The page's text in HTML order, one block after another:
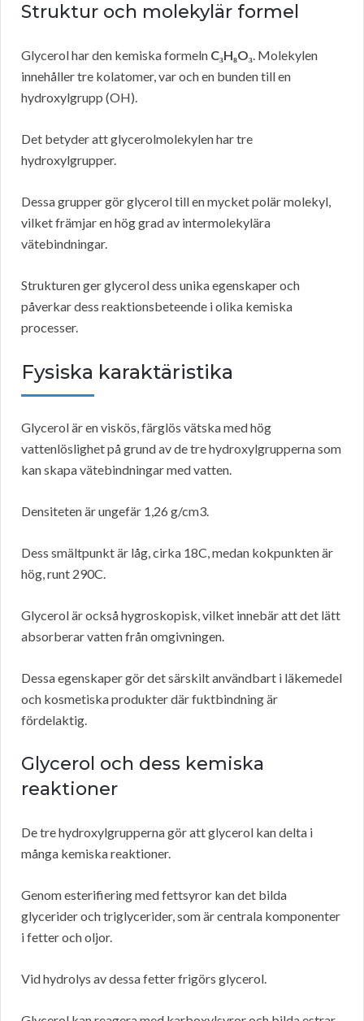
Struktur och molekylär formel
Glycerol har den kemiska formeln C₃H₈O₃. Molekylen
innehåller tre kolatomer, var och en bunden till en
hydroxylgrupp (OH).
Det betyder att glycerolmolekylen har tre
hydroxylgrupper.
Dessa grupper gör glycerol till en mycket polär molekyl,
vilket främjar en hög grad av intermolekylära
vätebindningar.
Strukturen ger glycerol dess unika egenskaper och
påverkar dess reaktionsbeteende i olika kemiska
processer.
Fysiska karaktäristika
Glycerol är en viskös, färglös vätska med hög
vattenlöslighet på grund av de tre hydroxylgrupperna som
kan skapa vätebindningar med vatten.
Densiteten är ungefär 1,26 g/cm3.
Dess smältpunkt är låg, cirka 18C, medan kokpunkten är
hög, runt 290C.
Glycerol är också hygroskopisk, vilket innebär att det lätt
absorberar vatten från omgivningen.
Dessa egenskaper gör det särskilt användbart i läkemedel
och kosmetiska produkter där fuktbindning är
fördelaktig.
Glycerol och dess kemiska
reaktioner
De tre hydroxylgrupperna gör att glycerol kan delta i
många kemiska reaktioner.
Genom esterifiering med fettsyror kan det bilda
glycerider och triglycerider, som är centrala komponenter
i fetter och oljor.
Vid hydrolys av dessa fetter frigörs glycerol.